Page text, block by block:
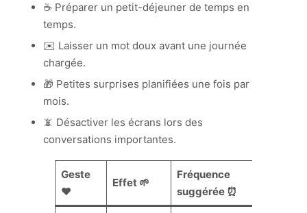
☕ Préparer un petit-déjeuner de temps en
temps.
✉️ Laisser un mot doux avant une journée
chargée.
🎁 Petites surprises planifiées une fois par
mois.
📵 Désactiver les écrans lors des
conversations importantes.
Geste
❤️
Effet 🌱
Fréquence
suggérée ⏰